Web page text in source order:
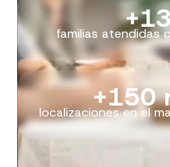
+
familias atendidas
+150
localizaciones en el